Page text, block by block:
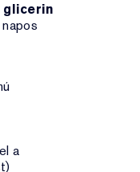
glicerin
a